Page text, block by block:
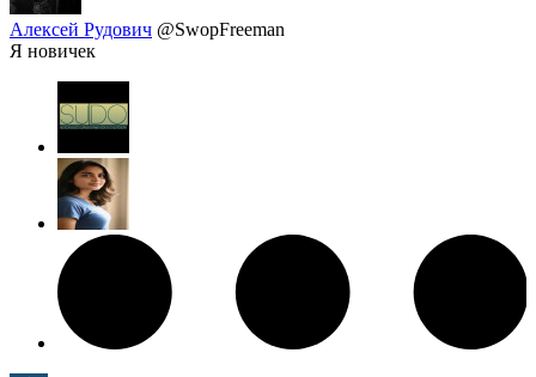
Алексей Рудович @SwopFreeman
Я новичек